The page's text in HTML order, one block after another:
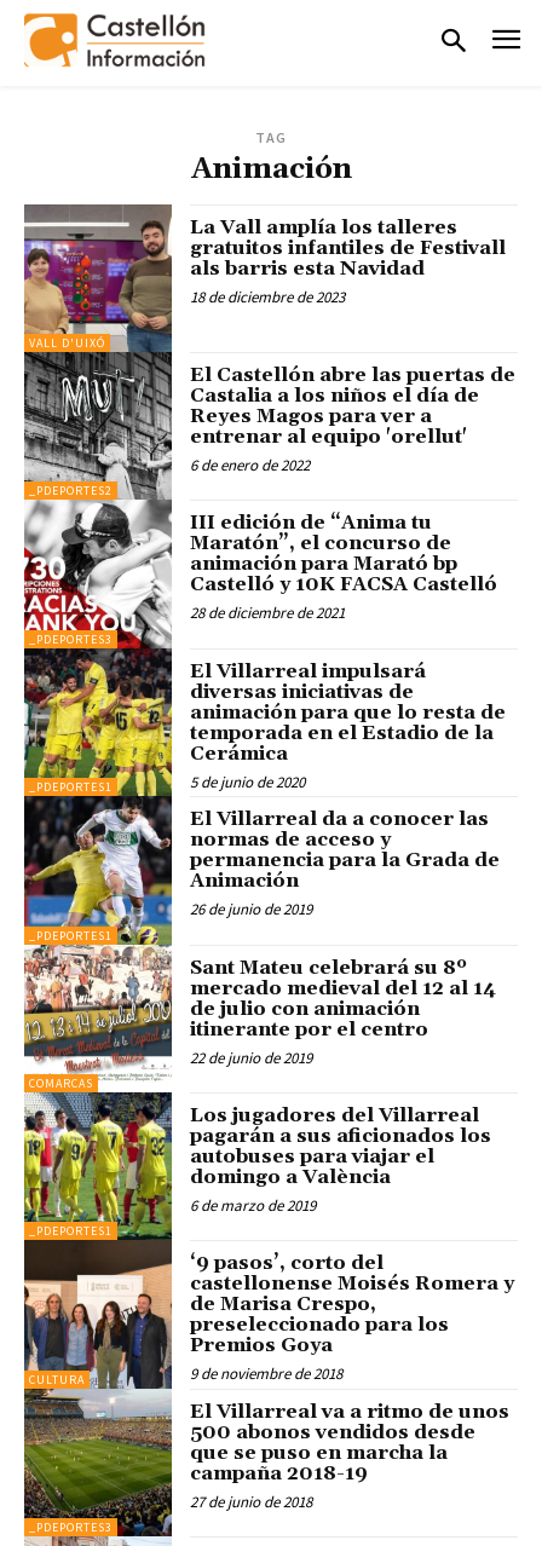
TAG
Animación
VALL D'UIXÓ
La Vall amplía los talleres
gratuitos infantiles de Festivall
als barris esta Navidad
18 de diciembre de 2023
_PDEPORTES2
El Castellón abre las puertas de
Castalia a los niños el día de
Reyes Magos para ver a
entrenar al equipo 'orellut'
6 de enero de 2022
_PDEPORTES3
III edición de “Anima tu
Maratón”, el concurso de
animación para Marató bp
Castelló y 10K FACSA Castelló
28 de diciembre de 2021
_PDEPORTES1
El Villarreal impulsará
diversas iniciativas de
animación para que lo resta de
temporada en el Estadio de la
Cerámica
5 de junio de 2020
_PDEPORTES1
El Villarreal da a conocer las
normas de acceso y
permanencia para la Grada de
Animación
26 de junio de 2019
COMARCAS
Sant Mateu celebrará su 8º
mercado medieval del 12 al 14
de julio con animación
itinerante por el centro
22 de junio de 2019
_PDEPORTES1
Los jugadores del Villarreal
pagarán a sus aficionados los
autobuses para viajar el
domingo a València
6 de marzo de 2019
CULTURA
‘9 pasos’, corto del
castellonense Moisés Romera y
de Marisa Crespo,
preseleccionado para los
Premios Goya
9 de noviembre de 2018
_PDEPORTES3
El Villarreal va a ritmo de unos
500 abonos vendidos desde
que se puso en marcha la
campaña 2018-19
27 de junio de 2018